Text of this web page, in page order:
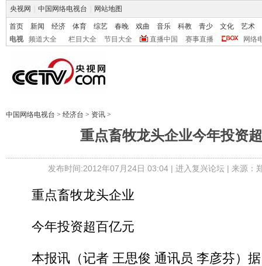
央视网 中国网络电视台 网站地图
首页 新闻 经济 体育 综艺 春晚 戏曲 音乐 科教 青少 文化
艺术
电视
频道大全 栏目大全 节目大全 直播中国 赛事直播 网络
中国网络电视台 > 经济台 > 资讯 >
重点畜牧龙头企业今年投资
发布时间:2012年07月24日 03:04 | 进入复兴论坛| 来源：
重点畜牧龙头企业
今年投资超百亿元
本报讯（记者 王思俊 通讯员 李彦芬）据